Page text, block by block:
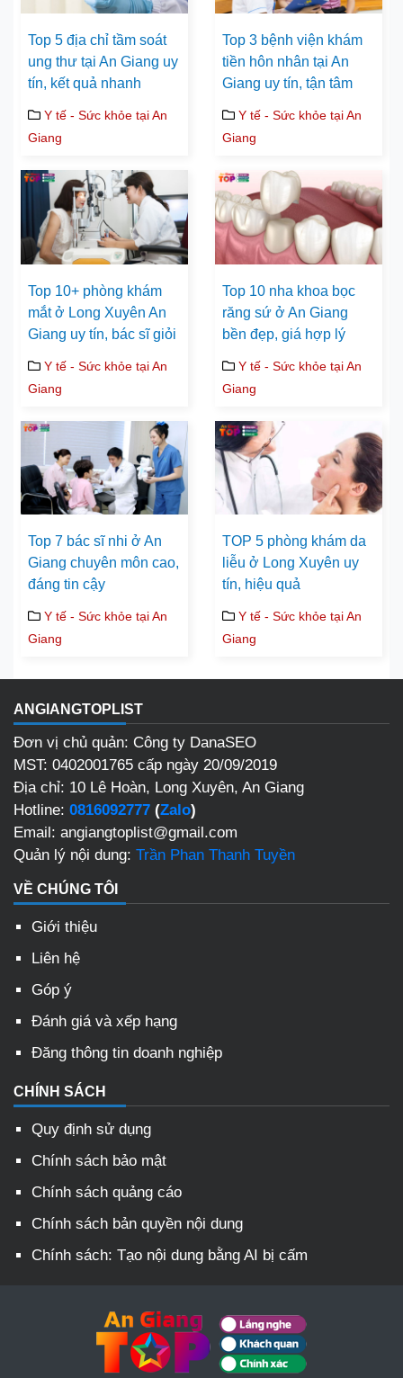
Top 5 địa chỉ tầm soát
ung thư tại An Giang uy
tín, kết quả nhanh
Y tế - Sức khỏe tại An
Giang
Top 3 bệnh viện khám
tiền hôn nhân tại An
Giang uy tín, tận tâm
Y tế - Sức khỏe tại An
Giang
Top 10+ phòng khám
mắt ở Long Xuyên An
Giang uy tín, bác sĩ giỏi
Y tế - Sức khỏe tại An
Giang
Top 10 nha khoa bọc
răng sứ ở An Giang
bền đẹp, giá hợp lý
Y tế - Sức khỏe tại An
Giang
Top 7 bác sĩ nhi ở An
Giang chuyên môn cao,
đáng tin cậy
Y tế - Sức khỏe tại An
Giang
TOP 5 phòng khám da
liễu ở Long Xuyên uy
tín, hiệu quả
Y tế - Sức khỏe tại An
Giang
ANGIANGTOPLIST
Đơn vị chủ quản: Công ty DanaSEO
MST: 0402001765 cấp ngày 20/09/2019
Địa chỉ: 10 Lê Hoàn, Long Xuyên, An Giang
Hotline: 0816092777 (Zalo)
Email: angiangtoplist@gmail.com
Quản lý nội dung: Trần Phan Thanh Tuyền
VỀ CHÚNG TÔI
Giới thiệu
Liên hệ
Góp ý
Đánh giá và xếp hạng
Đăng thông tin doanh nghiệp
CHÍNH SÁCH
Quy định sử dụng
Chính sách bảo mật
Chính sách quảng cáo
Chính sách bản quyền nội dung
Chính sách: Tạo nội dung bằng AI bị cấm